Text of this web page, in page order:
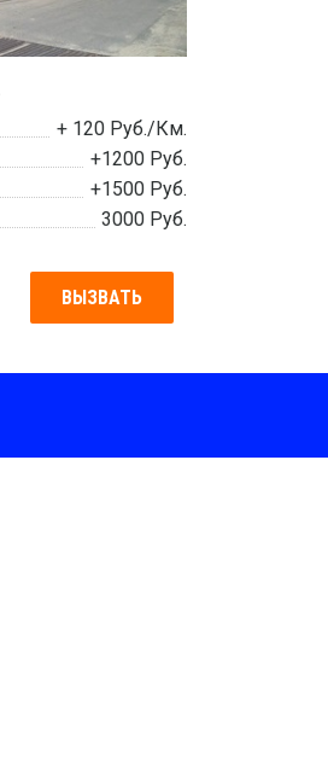
+ 120 Руб./Км.
+1200 Руб.
+1500 Руб.
3000 Руб.
ВЫЗВАТЬ